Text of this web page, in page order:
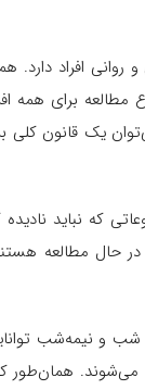
روانی افراد
برای
یک قانون کلی
که نباید
مطالعه
و نیمه‌شب
همان‌طور که